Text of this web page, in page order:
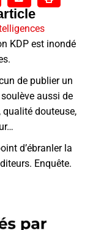
KDP est inondé
de publier un
aussi de
douteuse,
d’ébranler la
Enquête.